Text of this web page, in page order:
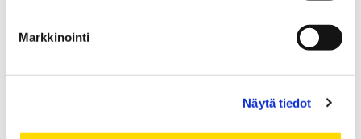
Markkinointi
Näytä tiedot
Suominen valmistui filosofian tohtoriksi
Jyväskylän yliopistosta vuonna 2006
pääaineenaan fysiikka. Väitöksen jälkeen